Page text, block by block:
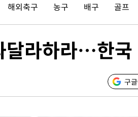
150㎜ 비
스닥 1.3%↑
망·1명 실종
신의 기회로 삼겠다"
망과 걱정 안겨드려 죄
해외축구 농구 배구 골프
라하라…한국
구